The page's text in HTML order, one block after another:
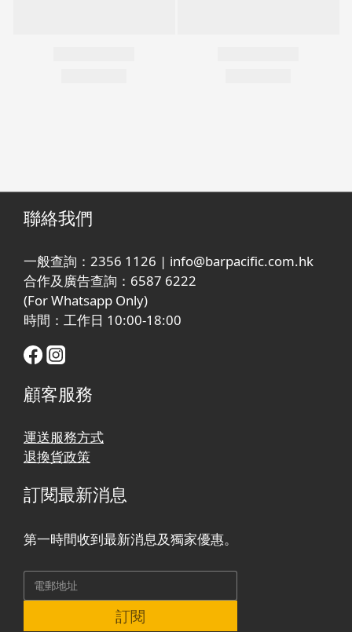
聯絡我們
一般查詢：2356 1126 | info@barpacific.com.hk
合作及廣告查詢：6587 6222
(For Whatsapp Only)
時間：工作日 10:00-18:00
顧客服務
運送服務方式
退換貨政策
訂閱最新消息
第一時間收到最新消息及獨家優惠。
訂閱